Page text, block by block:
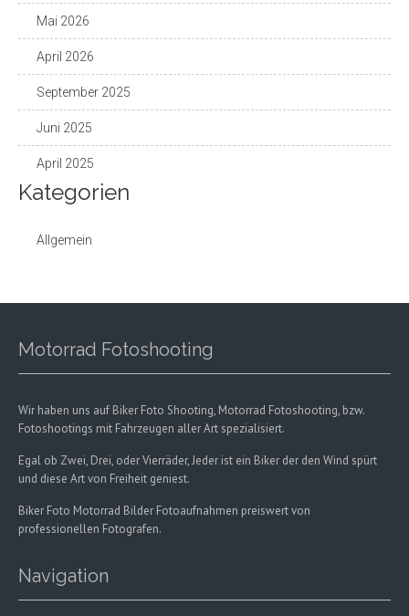
Mai 2026
April 2026
September 2025
Juni 2025
April 2025
Kategorien
Allgemein
Motorrad Fotoshooting
Wir haben uns auf Biker Foto Shooting, Motorrad Fotoshooting, bzw.
Fotoshootings mit Fahrzeugen aller Art spezialisiert.
Egal ob Zwei, Drei, oder Vierräder, Jeder ist ein Biker der den Wind spürt
und diese Art von Freiheit geniest.
Biker Foto Motorrad Bilder Fotoaufnahmen preiswert von
professionellen Fotografen.
Navigation